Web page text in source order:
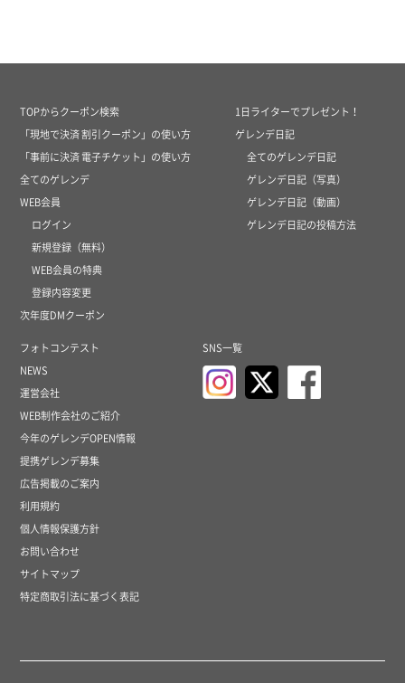
TOPからクーポン検索
「現地で決済 割引クーポン」の使い方
「事前に決済 電子チケット」の使い方
全てのゲレンデ
WEB会員
ログイン
新規登録（無料）
WEB会員の特典
登録内容変更
次年度DMクーポン
1日ライターでプレゼント！
ゲレンデ日記
全てのゲレンデ日記
ゲレンデ日記（写真）
ゲレンデ日記（動画）
ゲレンデ日記の投稿方法
フォトコンテスト
NEWS
運営会社
WEB制作会社のご紹介
今年のゲレンデOPEN情報
提携ゲレンデ募集
広告掲載のご案内
利用規約
個人情報保護方針
お問い合わせ
サイトマップ
特定商取引法に基づく表記
SNS一覧